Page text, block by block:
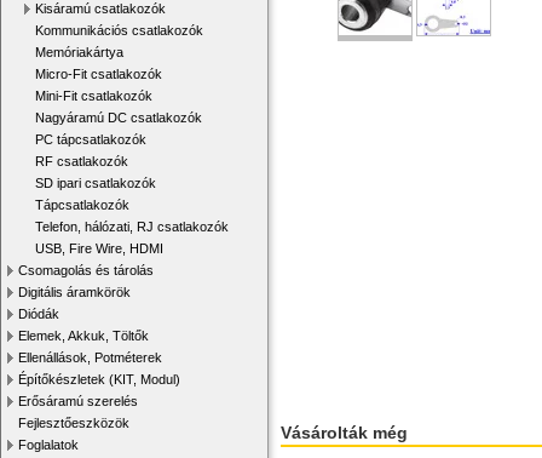
Kisáramú csatlakozók
Kommunikációs csatlakozók
Memóriakártya
Micro-Fit csatlakozók
Mini-Fit csatlakozók
Nagyáramú DC csatlakozók
PC tápcsatlakozók
RF csatlakozók
SD ipari csatlakozók
Tápcsatlakozók
Telefon, hálózati, RJ csatlakozók
USB, Fire Wire, HDMI
Csomagolás és tárolás
Digitális áramkörök
Diódák
Elemek, Akkuk, Töltők
Ellenállások, Potméterek
Építőkészletek (KIT, Modul)
Erősáramú szerelés
Fejlesztőeszközök
Foglalatok
Vásárolták még